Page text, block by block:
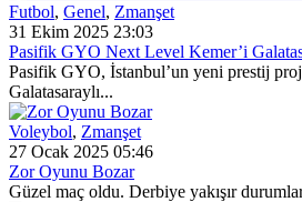
Futbol, Genel, Zmanşet
31 Ekim 2025 23:03
Pasifik GYO Next Level Kemer’i
Pasifik GYO, İstanbul’un yeni prestij
Galatasaraylı...
Voleybol, Zmanşet
27 Ocak 2025 05:46
Zor Oyunu Bozar
Güzel maç oldu. Derbiye yakışır